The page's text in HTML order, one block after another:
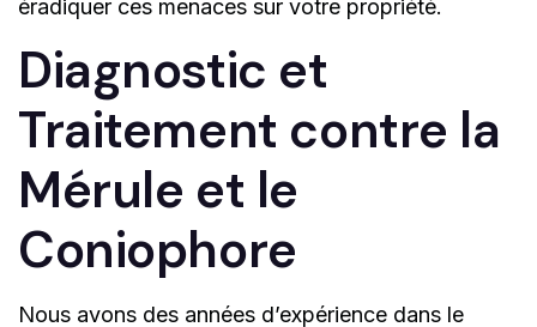
éradiquer ces menaces sur votre propriété.
Diagnostic et
Traitement contre la
Mérule et le
Coniophore
Nous avons des années d’expérience dans le